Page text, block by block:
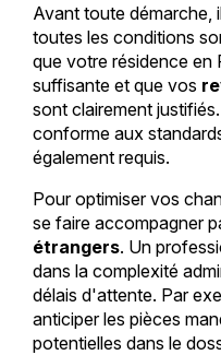
Avant toute démarche,
toutes les conditions
que votre résidence en
suffisante et que vos
sont clairement
conforme aux
également requis.
Pour optimiser vos
se faire accompagner
étrangers. Un
dans la complexité
délais d'attente. Par
anticiper les pièces
potentielles dans le